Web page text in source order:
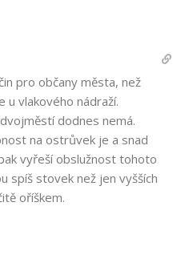
pro občany města, než
u vlakového nádraží.
dodnes nemá.
na ostrůvek je a snad
vyřeší obslužnost tohoto
spíš stovek než jen vyšších
oříškem.